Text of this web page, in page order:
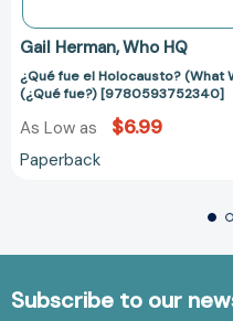
Gail Herman Who HQ
¿Qué fue el Holocausto? (What
(¿Qué fue?) [9780593752340]
As Low as $6.99
Paperback
Subscribe to our